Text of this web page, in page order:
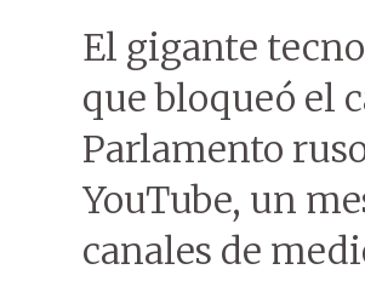
El gigante
que bloqueó el
Parlamento
YouTube, un
canales de